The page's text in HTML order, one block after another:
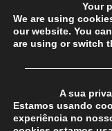
Vida Justa
dezanove
Your
We are using
our website. You
are using or switch
A sua
Estamos usando
experiência no